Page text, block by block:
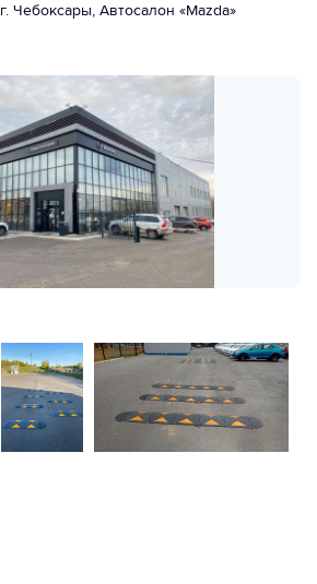
г. Чебоксары, Автосалон «Mazda»